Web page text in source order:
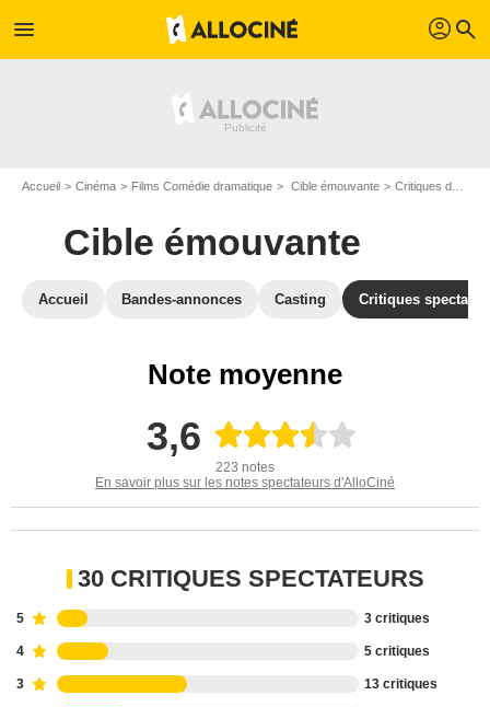
menu profil search
Accueil Cinéma Films Comédie dramatique Cible émouvante Critiques du film Cible émouvante
Cible émouvante
Accueil Bandes-annonces Casting Critiques
Note moyenne
3,6
223 notes
En savoir plus sur les notes spectateurs d'AlloCiné
30 CRITIQUES SPECTATEURS
5 3 critiques
4 5 critiques
3 13 critiques